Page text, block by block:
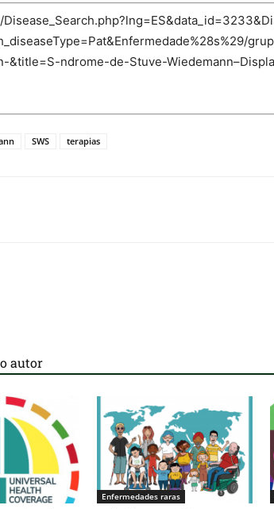
&title=S-ndrome-de-Stuve-
SWS terapias
autor
Enfermedades raras